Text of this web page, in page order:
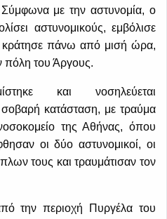
με την αστυνομία, ο
αστυνομικούς, εμβόλισε
κράτησε πάνω από μισή ώρα,
πόλη του Άργους.
και νοσηλεύεται
κατάσταση, με τραύμα
της Αθήνας, όπου
οι δύο αστυνομικοί, οι
τους και τραυμάτισαν τον
την περιοχή Πυργέλα του